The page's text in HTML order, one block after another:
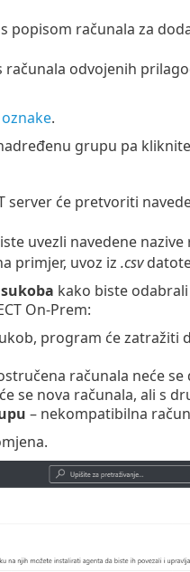
popisom računala za
odvojenih
.
grupu pa kliknite
server će pretvoriti
uvezli navedene
primjer, uvoz iz .csv
kako biste
On-Prem:
program će
računala neće se
se nova računala, ali s
– nekompatibilna